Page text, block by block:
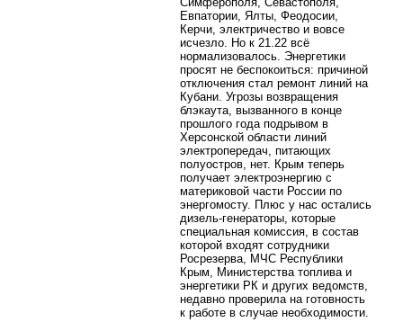
Евпатории, Ялты, Феодосии,
Керчи, электричество и вовсе
исчезло. Но к 21.22 всё
нормализовалось. Энергетики
просят не беспокоиться: причиной
отключения стал ремонт линий на
Кубани. Угрозы возвращения
блэкаута, вызванного в конце
прошлого года подрывом в
Херсонской области линий
электропередач, питающих
полуостров, нет. Крым теперь
получает электроэнергию с
материковой части России по
энергомосту. Плюс у нас остались
дизель-генераторы, которые
специальная комиссия, в состав
которой входят сотрудники
Росрезерва, МЧС Республики
Крым, Министерства топлива и
энергетики РК и других ведомств,
недавно проверила на готовность
к работе в случае необходимости.